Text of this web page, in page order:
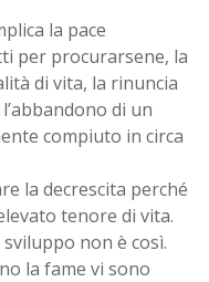
la pace
per procurarsene, la
di vita, la rinuncia
di un
compiuto in circa
la decrescita perché
tenore di vita.
non è così.
la fame vi sono